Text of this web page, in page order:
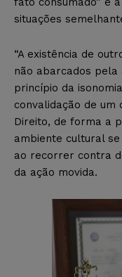
situações
“A existência de
não abarcados pela
princípio da
convalidação de
Direito, de forma a
ambiente cultural
ao recorrer contra
da ação movida.